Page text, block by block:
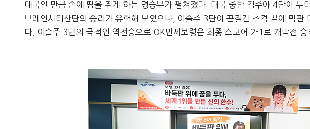
대국인 만큼 손에 땀을 쥐게 하는 명승부가 펼쳐졌다. 대국 중반 김주아 4단이 두
브레인시티산단의 승리가 유력해 보였으나, 이슬주 3단이 끈질긴 추격 끝에 막판
다. 이슬주 3단의 극적인 역전승으로 OK만세보령은 최종 스코어 2-1로 개막전 승